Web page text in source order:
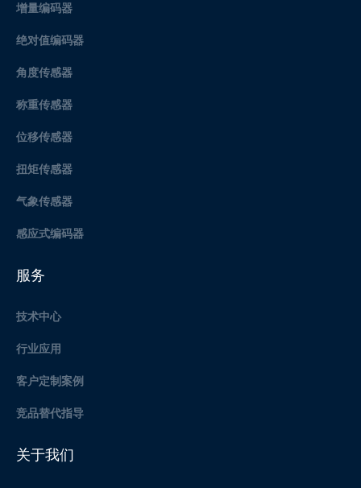
增量编码器
绝对值编码器
角度传感器
称重传感器
位移传感器
扭矩传感器
气象传感器
感应式编码器
服务
技术中心
行业应用
客户定制案例
竞品替代指导
关于我们